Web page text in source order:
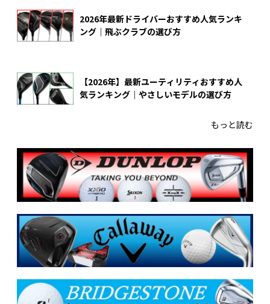
2026年最新ドライバーおすすめ人気ランキ
ング｜飛ぶクラブの選び方
【2026年】最新ユーティリティおすすめ人
気ランキング｜やさしいモデルの選び方
もっと読む